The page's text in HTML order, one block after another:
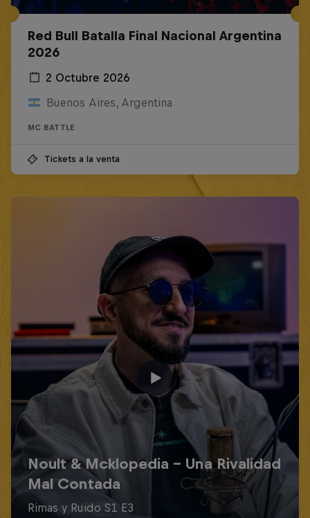
Red Bull Batalla Final Nacional Argentina
2026
2 Octubre 2026
Buenos Aires, Argentina
MC BATTLE
Tickets a la venta